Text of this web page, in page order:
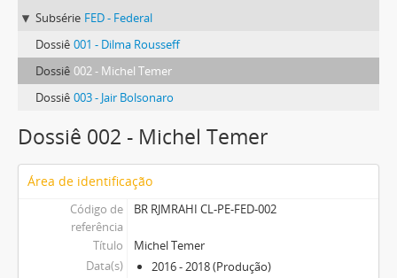
Subsérie FED - Federal
Dossiê 001 - Dilma Rousseff
Dossiê 002 - Michel Temer
Dossiê 003 - Jair Bolsonaro
Dossiê 002 - Michel Temer
Área de identificação
Código de
referência
BR RJMRAHI CL-PE-FED-002
Título
Michel Temer
Data(s)
2016 - 2018 (Produção)